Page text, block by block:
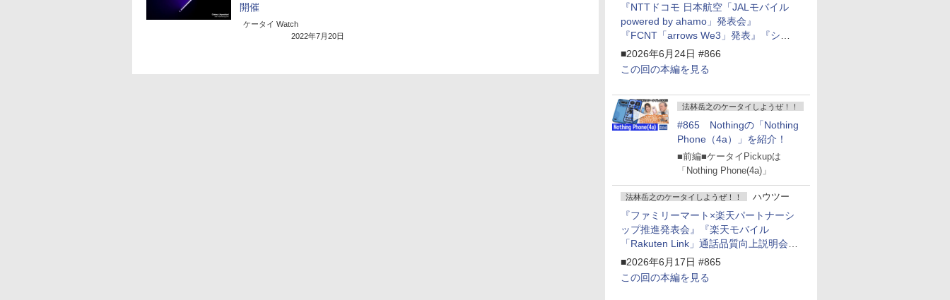
『NTTドコモ 日本航空「JALモバイル
powered by ahamo」発表会』
『FCNT「arrows We3」発表』『シャ
ープ 新製品発表会』
■2026年6月24日 #866
この回の本編を見る
法林岳之のケータイしようぜ！！
#865 Nothingの「Nothing
Phone（4a）」を紹介！
■前編■ケータイPickupは
「Nothing Phone(4a)」
法林岳之のケータイしようぜ！！ ハウツー
『ファミリーマート×楽天パートナーシ
ップ推進発表会』『楽天モバイル
「Rakuten Link」通話品質向上説明会』
『Google Storeを今年夏、東京・表参道
にオープン』『KDDI ローソン「ハッピ
ーローソンタウン池田伏尾台店」オープ
■2026年6月17日 #865
この回の本編を見る
開催
ケータイ Watch
2022年7月20日